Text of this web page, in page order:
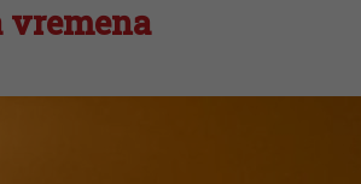
vremena